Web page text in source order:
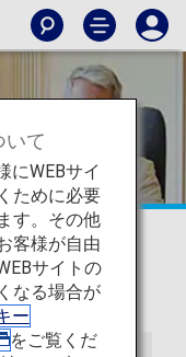
空港ラウ
いて
にWEBサイ
ために必要
す。その他
客様が自由
サイトの
なる場合が
ー
をご覧くだ